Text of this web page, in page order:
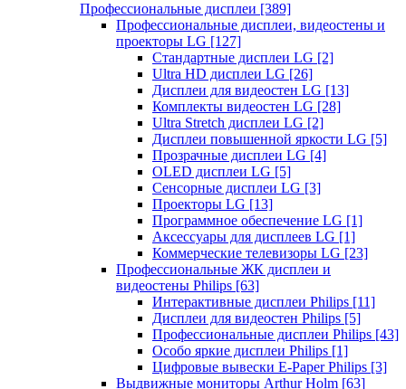
Профессиональные дисплеи [389]
Профессиональные дисплеи, видеостены и
проекторы LG [127]
Стандартные дисплеи LG [2]
Ultra HD дисплеи LG [26]
Дисплеи для видеостен LG [13]
Комплекты видеостен LG [28]
Ultra Stretch дисплеи LG [2]
Дисплеи повышенной яркости LG [5]
Прозрачные дисплеи LG [4]
OLED дисплеи LG [5]
Сенсорные дисплеи LG [3]
Проекторы LG [13]
Программное обеспечение LG [1]
Аксессуары для дисплеев LG [1]
Коммерческие телевизоры LG [23]
Профессиональные ЖК дисплеи и
видеостены Philips [63]
Интерактивные дисплеи Philips [11]
Дисплеи для видеостен Philips [5]
Профессиональные дисплеи Philips [43]
Особо яркие дисплеи Philips [1]
Цифровые вывески E-Paper Philips [3]
Выдвижные мониторы Arthur Holm [63]